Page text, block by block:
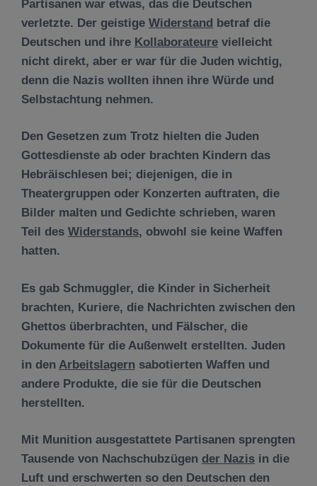
Partisanen war etwas, das die Deutschen
verletzte. Der geistige Widerstand betraf die
Deutschen und ihre Kollaborateure vielleicht
nicht direkt, aber er war für die Juden wichtig,
denn die Nazis wollten ihnen ihre Würde und
Selbstachtung nehmen.
Den Gesetzen zum Trotz hielten die Juden
Gottesdienste ab oder brachten Kindern das
Hebräischlesen bei; diejenigen, die in
Theatergruppen oder Konzerten auftraten, die
Bilder malten und Gedichte schrieben, waren
Teil des Widerstands, obwohl sie keine Waffen
hatten.
Es gab Schmuggler, die Kinder in Sicherheit
brachten, Kuriere, die Nachrichten zwischen den
Ghettos überbrachten, und Fälscher, die
Dokumente für die Außenwelt erstellten. Juden
in den Arbeitslagern sabotierten Waffen und
andere Produkte, die sie für die Deutschen
herstellten.
Mit Munition ausgestattete Partisanen sprengten
Tausende von Nachschubzügen der Nazis in die
Luft und erschwerten so den Deutschen den